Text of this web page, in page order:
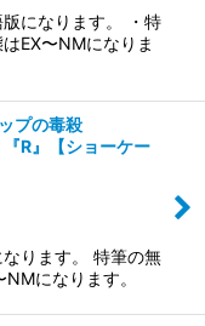
になります。 ・特
EX〜NMになりま
プの毒殺
R』【ショーケー
ります。 特筆の無
になります。